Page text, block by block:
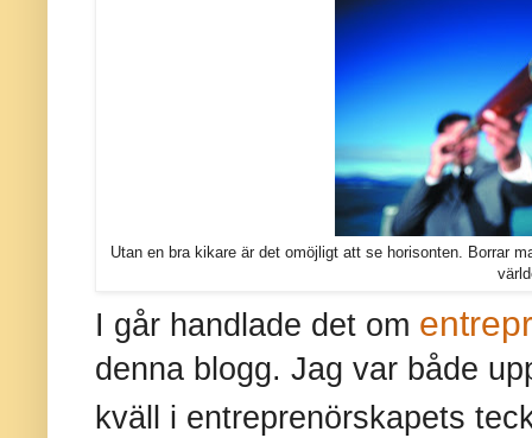
Utan en bra kikare är det omöjligt att se horisonten. Borrar
I går handlade det om
denna blogg. Jag var både
kväll i entreprenörskapets